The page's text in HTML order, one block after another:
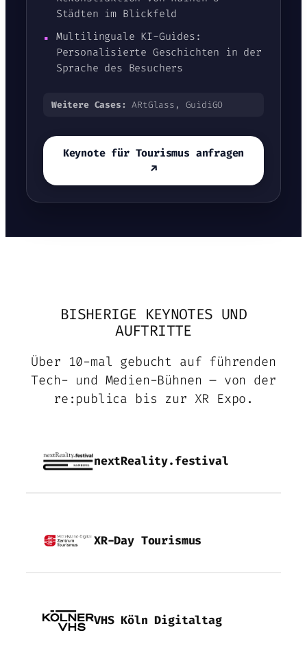
Städten im Blickfeld
▪ Multilinguale KI-Guides:
Personalisierte Geschichten in der
Sprache des Besuchers
Weitere Cases: ARtGlass, GuidiGO
Keynote für Tourismus anfragen
↗
BISHERIGE KEYNOTES UND
AUFTRITTE
Über 10-mal gebucht auf führenden
Tech- und Medien-Bühnen – von der
re:publica bis zur XR Expo.
nextReality.festival
XR-Day Tourismus
VHS Köln Digitaltag